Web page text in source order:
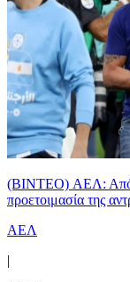
(BINTEO) ΑΕΛ: Από
προετοιμασία της
ΑΕΛ
|